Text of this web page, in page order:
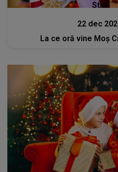
Stiri
22 dec
La ce oră vine Moș